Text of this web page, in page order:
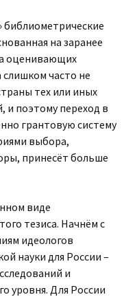
на заранее
оценивающих
слишком часто не
тех или иных
и поэтому переход в
грантовую систему
выбора,
принесёт больше
виде
тезиса. Начнём с
идеологов
науки для России –
и
уровня. Для России